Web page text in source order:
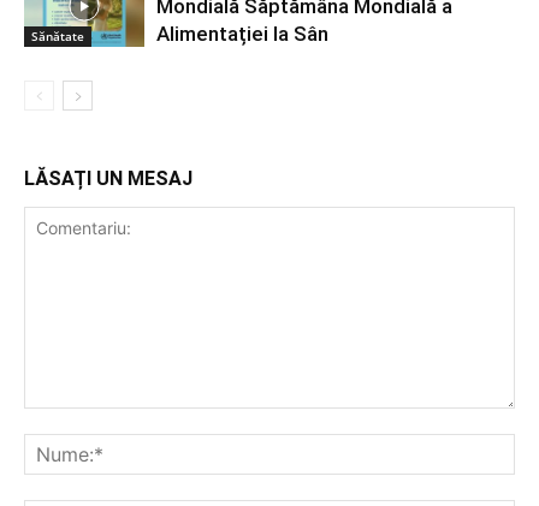
Sănătate
Mondială Săptămâna Mondială a
Alimentației la Sân
LĂSAȚI UN MESAJ